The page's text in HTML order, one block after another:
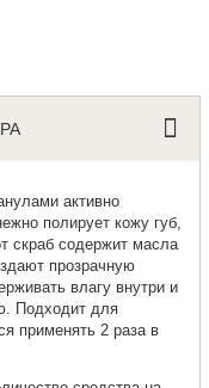
активно
полирует кожу губ,
скраб содержит масла
прозрачную
влагу внутри и
Подходит для
применять 2 раза в